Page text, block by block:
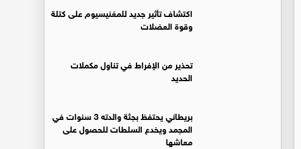
اكتشاف تأثير جديد للمغنيسيوم على كتلة
وقوة العضلات
تحذير من الإفراط في تناول مكملات
الحديد
بريطاني يحتفظ بجثة والدته 3 سنوات في
المجمد ويخدع السلطات للحصول على
معاشها